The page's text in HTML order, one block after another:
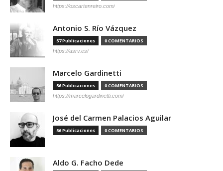
https://oscartenreiro.com/
Antonio S. Río Vázquez
57 Publicaciones 0 COMENTARIOS
https://asrv.es/
Marcelo Gardinetti
56 Publicaciones 0 COMENTARIOS
https://marcelogardinetti.com/
José del Carmen Palacios Aguilar
56 Publicaciones 0 COMENTARIOS
Aldo G. Facho Dede